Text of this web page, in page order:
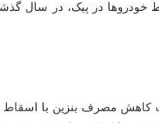
خودروها در پیک، در سال
کاهش مصرف بنزین با اسقاط